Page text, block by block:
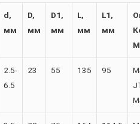
d,
мм
D,
мм
D1,
мм
L,
мм
L1,
мм
2.5-
6.5
23 55 135 95